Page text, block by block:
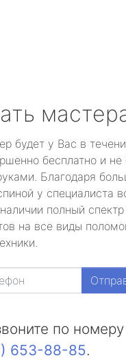
будет у Вас в
бесплатно и не
Благодаря
у специалиста
полный спектр
на все виды
по номеру
653-88-85.